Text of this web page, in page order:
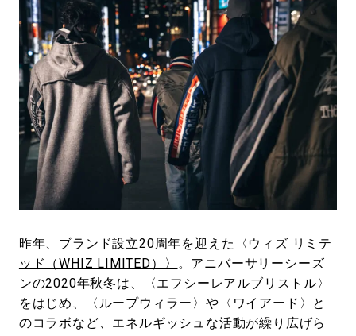
#路地裏てぃーん。 #MONTHLY JOURNAL
#GH 銘品の所以 #フイナムのYouTube
#Commune H #FOCUS IT #AH.H
#ととけん #FASHION #MUSIC #MOVIE
#LIFESTYLE #SNEAKER #OUTDOOR
#SPORTS #HANDSOME HANDBOOK
昨年、ブランド設立20周年を迎えた
〈ウィズ リミテ
ッド（WHIZ LIMITED）〉 。アニバーサリーシーズ
ンの2020年秋冬は、〈エフシーレアルブリストル〉
をはじめ、〈ループウィラー〉や〈ワイアード〉と
のコラボなど、エネルギッシュな活動が繰り広げら